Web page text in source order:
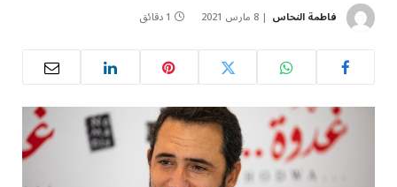
فاطمة النحاس 8 مارس 2021 1 دقائق